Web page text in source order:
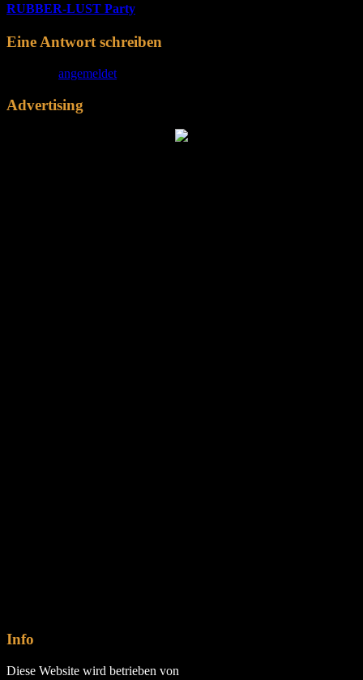
RUBBER-LUST Party
Eine Antwort schreiben
angemeldet
Advertising
Info
Diese Website wird betrieben von